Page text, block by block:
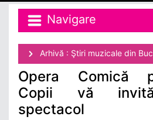
Navigare
Arhivă : Ştiri muzicale din
Opera Comică
Copii vă
spectacol